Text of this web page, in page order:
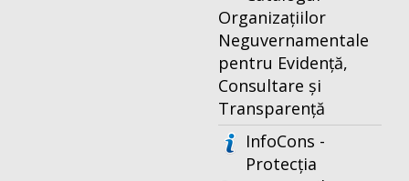
Organizațiilor
Neguvernamentale
pentru Evidență,
Consultare și
Transparență
InfoCons -
Protecția